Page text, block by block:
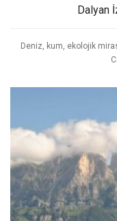
Dalyan
Deniz, kum, ekolojik